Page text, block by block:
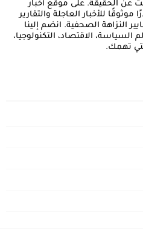
عن الحقيقة. على موقع أخبار
للأخبار العاجلة والتقارير
النزاهة الصحفية. انضم إلينا
الاقتصاد، التكنولوجيا،
تهمك.